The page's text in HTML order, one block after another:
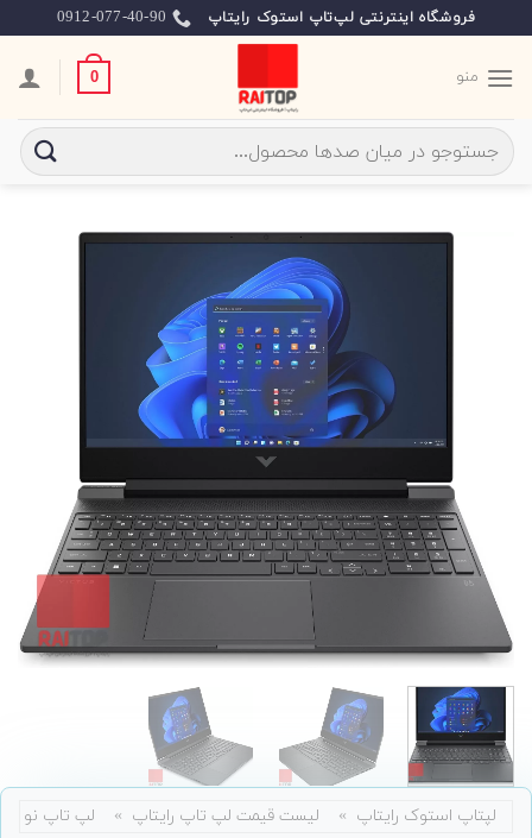
to
content
فروشگاه اینترنتی لپ‌تاپ استوک رایتاپ 0912-077-40-90
منو 0
جستجو
برای:
لپتاپ استوک رایتاپ » لیست قیمت لپ تاپ رایتاپ » لپ تاپ نو